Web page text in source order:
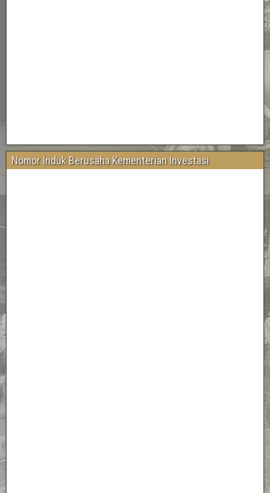
Nomor Induk Berusaha Kementerian Investasi